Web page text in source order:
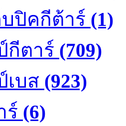
ปิคกีต้าร์ (1)
กีตาร์ (709)
เบส (923)
ร์ (6)